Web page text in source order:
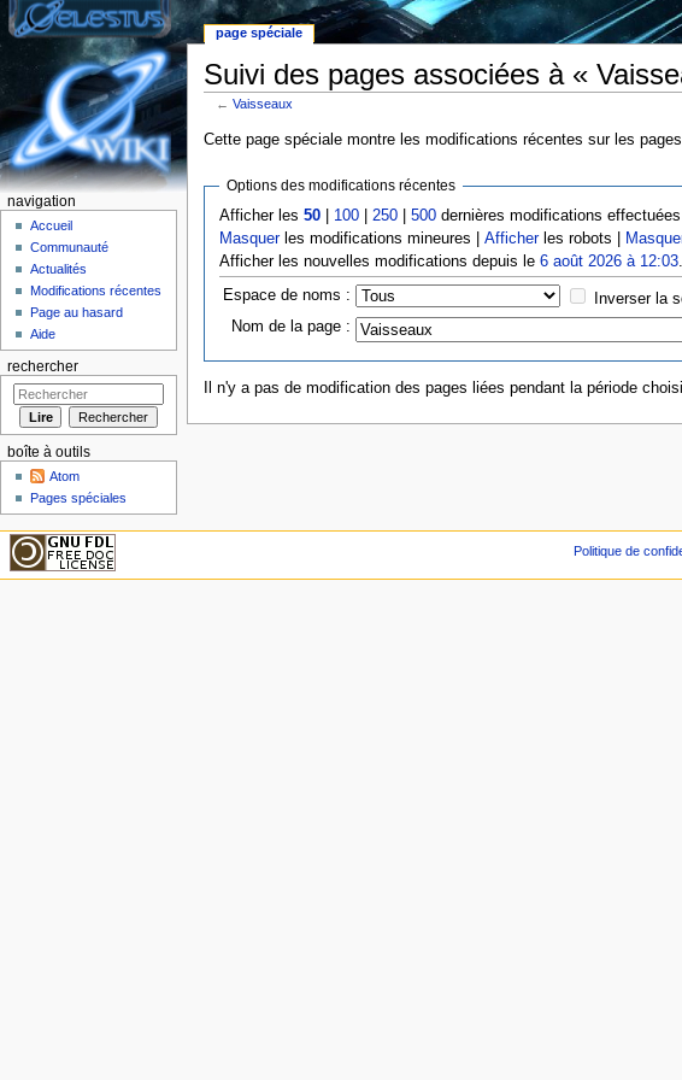
Suivi des pages associées à «
←Vaisseaux
Cette page spéciale montre les modifications récentes sur les
Options des modifications récentes
Afficher les50 100 250 |500 dernières modifications
Masquerles modifications mineures |Afficherles robots |
Afficher les nouvelles modifications depuis le6 août 2026 à 12:03
Espace de noms : Inverser la
Nom de la page :
Il n'y a pas de modification des pages liées pendant la période
page spéciale
navigation
Accueil
Communauté
Actualités
Modifications récentes
Page au hasard
Aide
rechercher
boîte à outils
Atom
Pages spéciales
Politique de